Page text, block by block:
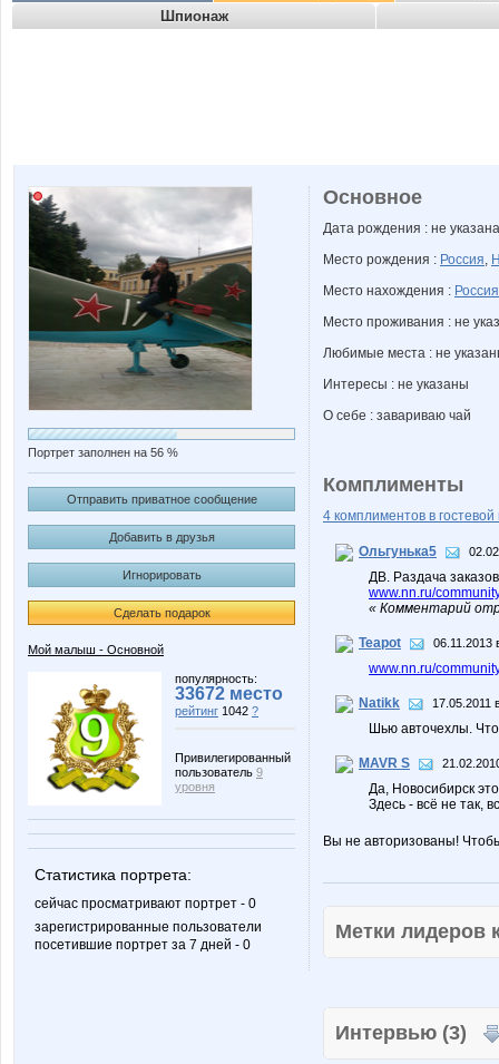
Шпионаж
Портрет заполнен на 56 %
Отправить приватное сообщение
Добавить в друзья
Игнорировать
Сделать подарок
Мой малыш - Основной
популярность:
33672 место
рейтинг 1042 ?
Привилегированный
пользователь 9
уровня
Статистика портрета:
сейчас просматривают портрет - 0
зарегистрированные пользователи
посетившие портрет за 7 дней - 0
Основное
Дата рождения : не указана
Место рождения : Россия,
Место нахождения : Россия
Место проживания : не
Любимые места : не
Интересы : не указаны
О себе : завариваю чай
Комплименты
4 комплиментов в гостевой
Ольгунька5
ДВ. Раздача
www.nn.ru/
« Комментарий
Teapot 06.11.2013
www.nn.ru/
Natikk 17.05.2011
Шью авточехлы.
MAVR S
Да, Новосибирск
Здесь - всё не так,
Вы не авторизованы!
Метки
Интервью (3)